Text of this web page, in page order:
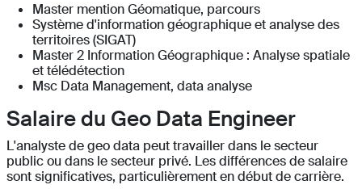
Master mention Géomatique, parcours
Système d'information géographique et analyse des
territoires (SIGAT)
Master 2 Information Géographique : Analyse spatiale
et télédétection
Msc Data Management, data analyse
Salaire du Geo Data Engineer
L'analyste de geo data peut travailler dans le secteur
public ou dans le secteur privé. Les différences de salaire
sont significatives, particulièrement en début de carrière.